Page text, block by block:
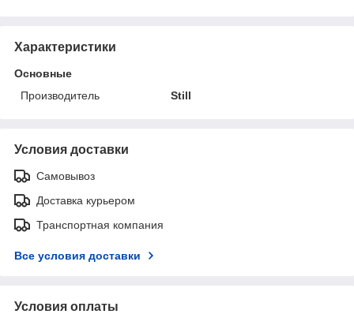
Характеристики
Основные
Производитель
Still
Условия доставки
Самовывоз
Доставка курьером
Транспортная компания
Все условия доставки
Условия оплаты